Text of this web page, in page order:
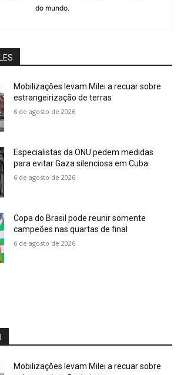
do mundo.
Mobilizações levam Milei a recuar sobre
estrangeirização de terras
6 de agosto de 2026
Especialistas da ONU pedem medidas
para evitar Gaza silenciosa em Cuba
6 de agosto de 2026
Copa do Brasil pode reunir somente
campeões nas quartas de final
6 de agosto de 2026
Mobilizações levam Milei a recuar sobre